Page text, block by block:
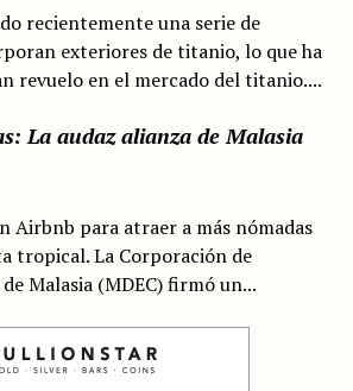
recientemente una serie de
exteriores de titanio, lo que ha
revuelo en el mercado del titanio....
La audaz alianza de Malasia
Airbnb para atraer a más nómadas
tropical. La Corporación de
Malasia (MDEC) firmó un...